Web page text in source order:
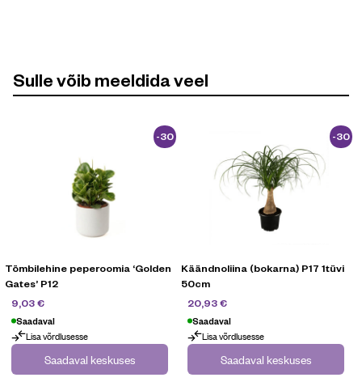
Sulle võib meeldida veel
-30
%
Tömbilehine peperoomia ‘Golden
Gates’ P12
9,03€
Saadaval
Lisa võrdlusesse
Saadaval keskuses
-30
%
Käändnoliina (bokarna) P17 1tüvi
50cm
20,93€
Saadaval
Lisa võrdlusesse
Saadaval keskuses